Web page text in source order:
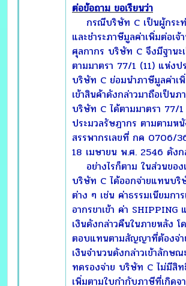
ต่อข้อถาม ขอเรียนว่า
กรณีบริษัท C เป็นผู้กระท
และชำระภาษีมูลค่าเพิ่มต่อเจ้
ศุลกากร บริษัท C จึงมีฐานะ
ตามมาตรา 77/1 (11) แห่งป
บริษัท C ย่อมนำภาษีมูลค่าเ
เข้าสินค้าดังกล่าวมาถือเป็น
บริษัท C ได้ตามมาตรา 77/
ประมวลรัษฎากร ตามตามห
สรรพากรเลขที่ กค 0706/
18 เมษายน พ.ศ. 2546 ดังก
อย่างไรก็ตาม ในส่วนขอ
บริษัท C ได้ออกจ่ายแทนบ
ต่าง ๆ เช่น ค่าธรรมเนียมกา
อากรขาเข้า ค่า SHIPPING
เงินดังกล่าวคืนในภายหลัง โ
ตอบแทนตามสัญญาที่ต้องจ่
เงินจำนวนดังกล่าวเข้าลักษณ
ทดรองจ่าย บริษัท C ไม่มีสิ
เพิ่มตามใบกำกับภาษีที่เกิดจ